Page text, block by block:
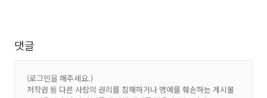
댓글